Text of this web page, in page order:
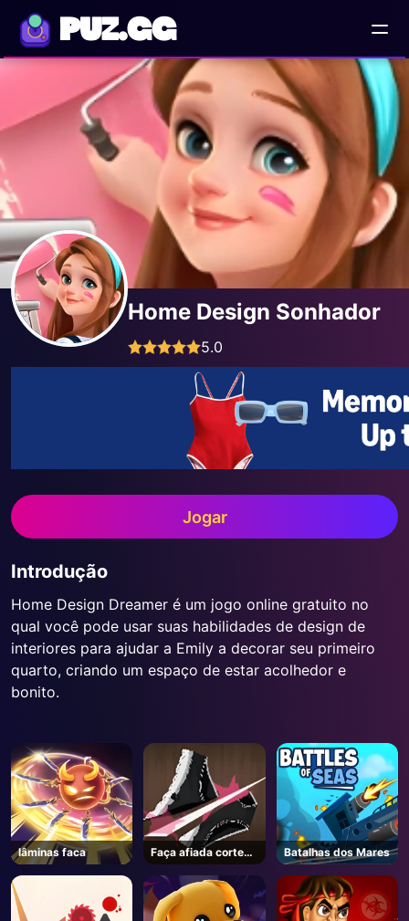
PUZ.GG
Home Design Sonhador
5.0
Jogar
Introdução
Home Design Dreamer é um jogo online gratuito no
qual você pode usar suas habilidades de design de
interiores para ajudar a Emily a decorar seu primeiro
quarto, criando um espaço de estar acolhedor e
bonito.
lâminas faca
Faça afiada corte
roupa interior on-
line
Batalhas dos Mares